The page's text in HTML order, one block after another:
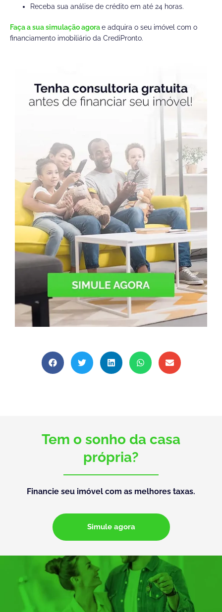
Receba sua análise de crédito em até 24 horas.
Faça a sua simulação agorae adquira o seu imóvel com o
financiamento imobiliário da CrediPronto.
Tem o sonho da casa
própria?
Financie seu imóvel com as melhores taxas.
Simule agora